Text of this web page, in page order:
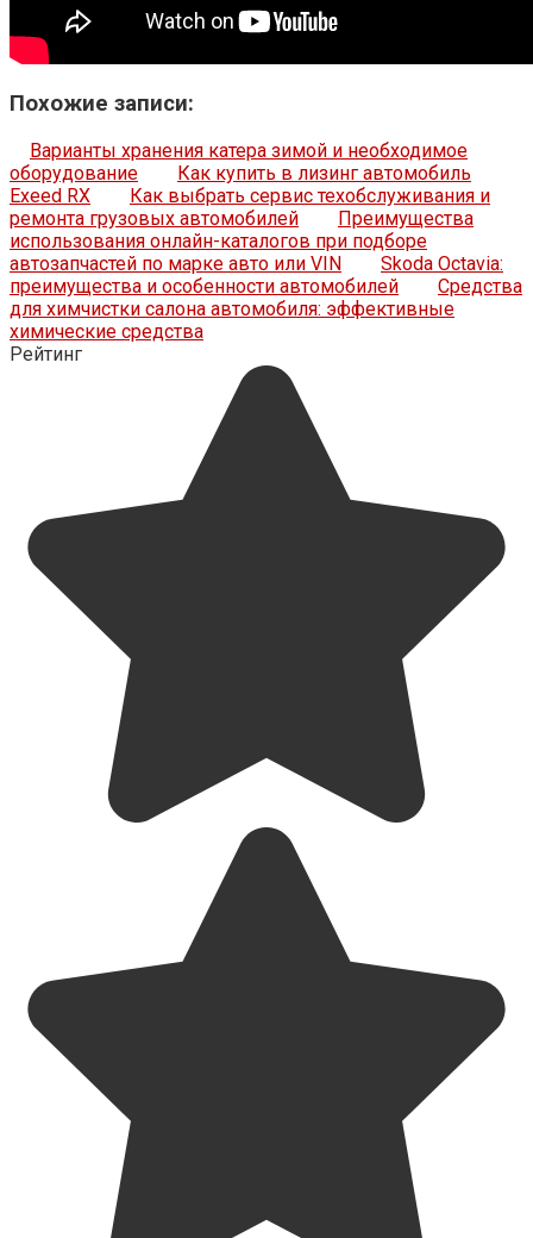
Похожие записи:
Варианты хранения катера зимой и необходимое
оборудование
Как купить в лизинг автомобиль
Exeed RX
Как выбрать сервис техобслуживания и
ремонта грузовых автомобилей
Преимущества
использования онлайн-каталогов при подборе
автозапчастей по марке авто или VIN
Skoda Octavia:
преимущества и особенности автомобилей
Средства
для химчистки салона автомобиля: эффективные
химические средства
Рейтинг